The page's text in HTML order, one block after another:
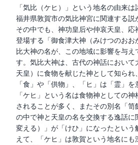
「気比（ケヒ）」という地名の由来
福井県敦賀市の気比神宮に関連する説
その中でも、神功皇后や仲哀天皇、応
登場する「御食津大神（みけつのおお
比大神の名が、この地域に影響を与え
す。気比大神は、古代の神話において
天皇）に食物を献じた神として知られ
「食」や「供物」、「ヒ」は「霊」を
「ケヒ」という名は食物神としての
されることが多く、またその別名「笥
の中で神と天皇の名を交換する逸話に
変える）」が「けひ」になったという
えて、「ケヒ」は敦賀という地名にも